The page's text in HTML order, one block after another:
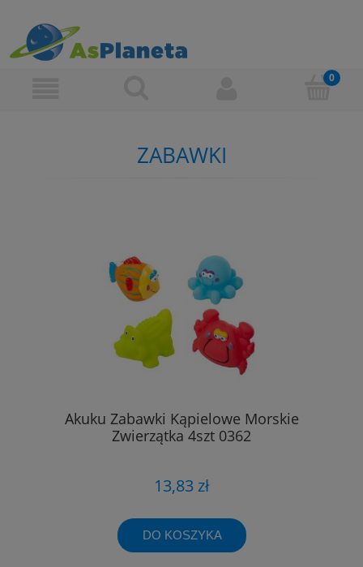
ZABAWKI
Akuku Zabawki Kąpielowe Morskie
Zwierzątka 4szt 0362
13,83 zł
DO KOSZYKA